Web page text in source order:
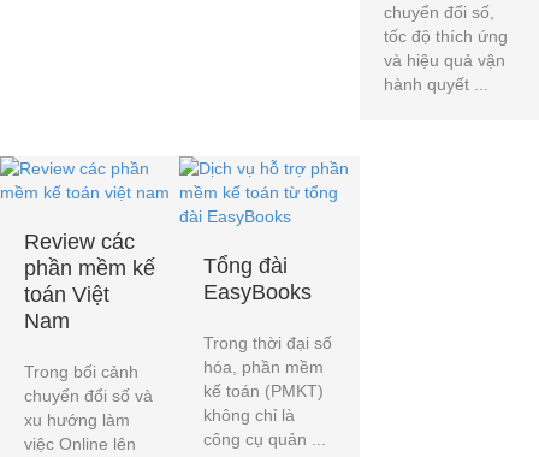
chuyển đổi số,
tốc độ thích ứng
và hiệu quả vận
hành quyết ...
Review các
phần mềm kế
toán Việt
Nam
Trong bối cảnh
chuyển đổi số và
xu hướng làm
việc Online lên
Tổng đài
EasyBooks
Trong thời đại số
hóa, phần mềm
kế toán (PMKT)
không chỉ là
công cụ quản ...